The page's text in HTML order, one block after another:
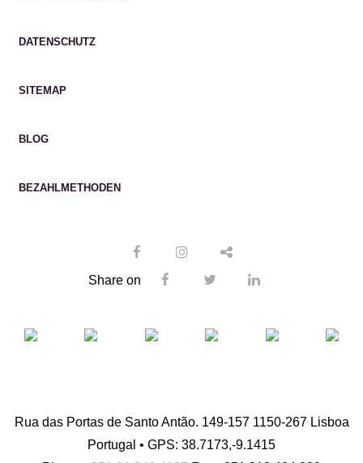
DATENSCHUTZ
SITEMAP
BLOG
BEZAHLMETHODEN
Share on
Rua das Portas de Santo Antão. 149-157 1150-267 Lisboa
Portugal • GPS: 38.7173,-9.1415